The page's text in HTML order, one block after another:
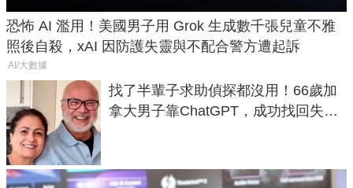
恐怖 AI 濫用！美國男子用 Grok 生成數千張兒童不雅
照後自殺，xAI 因防護失靈與不配合警方遭起訴
AI/大數據
找了半輩子求助偵探都沒用！66歲加
拿大男子靠ChatGPT，成功找回失散